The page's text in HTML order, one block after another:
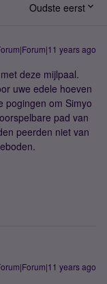
Oudste eerst
years ago
deze mijlpaal.
uwe edele hoeven
pogingen om Simyo
pad van
peerden niet van
years ago